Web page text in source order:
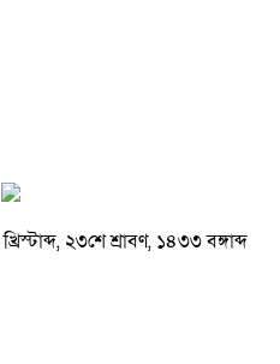
২৩শে শ্রাবণ, ১৪৩৩ বঙ্গাব্দ